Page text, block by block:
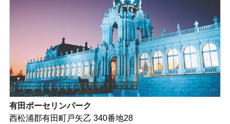
有田ポーセリンパーク
西松浦郡有田町戸矢乙 340番地28